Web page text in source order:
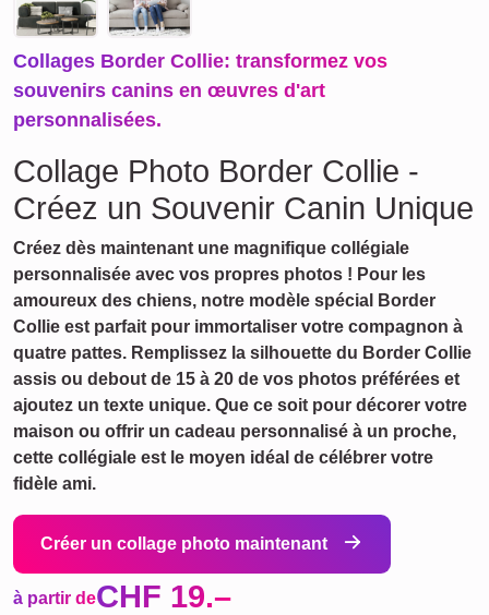
Collages Border Collie: transformez vos
souvenirs canins en œuvres d'art
personnalisées.
Collage Photo Border Collie -
Créez un Souvenir Canin Unique
Créez dès maintenant une magnifique collégiale
personnalisée avec vos propres photos ! Pour les
amoureux des chiens, notre modèle spécial Border
Collie est parfait pour immortaliser votre compagnon à
quatre pattes. Remplissez la silhouette du Border Collie
assis ou debout de 15 à 20 de vos photos préférées et
ajoutez un texte unique. Que ce soit pour décorer votre
maison ou offrir un cadeau personnalisé à un proche,
cette collégiale est le moyen idéal de célébrer votre
fidèle ami.
Créer un collage photo maintenant
à partir deCHF 19.–